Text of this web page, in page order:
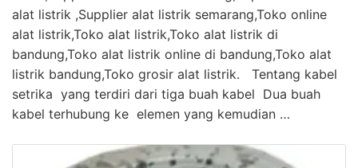
alat listrik ,Supplier alat listrik semarang,Toko online
alat listrik,Toko alat listrik,Toko alat listrik di
bandung,Toko alat listrik online di bandung,Toko alat
listrik bandung,Toko grosir alat listrik. Tentang kabel
setrika yang terdiri dari tiga buah kabel Dua buah
kabel terhubung ke elemen yang kemudian …